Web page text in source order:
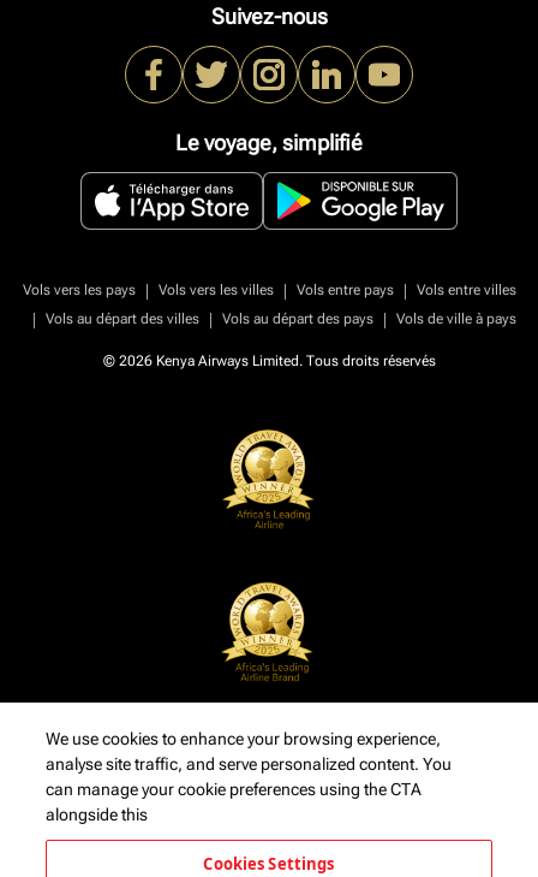
Suivez-nous
Le voyage, simplifié
Vols vers les pays | Vols vers les villes | Vols entre pays |
Vols entre villes
|
Vols au départ des villes | Vols au départ des pays | Vols de ville à pays
© 2026 Kenya Airways Limited. Tous droits réservés
We use cookies to enhance your browsing experience,
analyse site traffic, and serve personalized content. You
can manage your cookie preferences using the CTA
alongside this
Cookies Settings